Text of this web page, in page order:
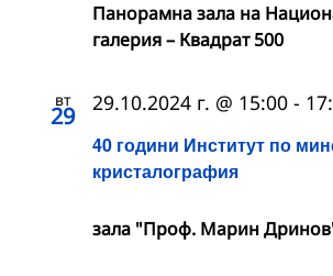
Панорамна зала на
галерия – Квадрат 500
вт
29
40 години Институт по
кристалография
29.10.2024 г. @ 15:00 -
зала "Проф. Марин